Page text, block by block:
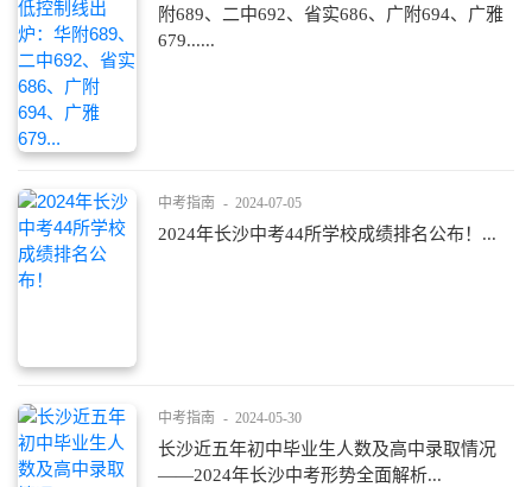
附689、二中692、省实686、广附694、广雅
679......
中考指南 - 2024-07-05
2024年长沙中考44所学校成绩排名公布！...
中考指南 - 2024-05-30
长沙近五年初中毕业生人数及高中录取情况
——2024年长沙中考形势全面解析...